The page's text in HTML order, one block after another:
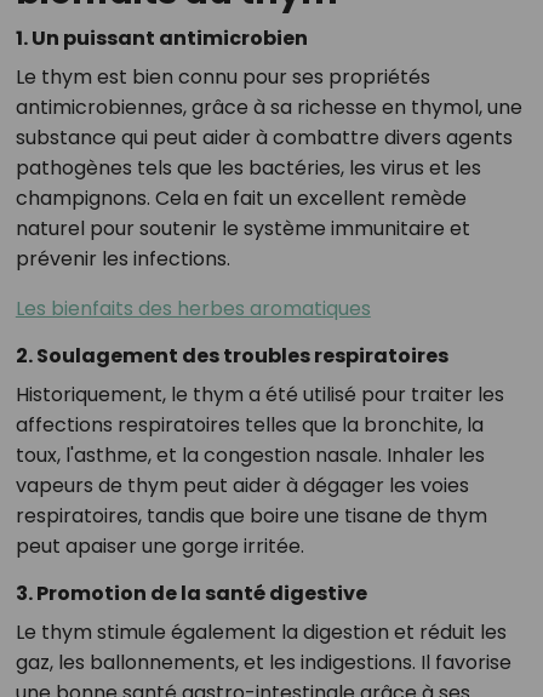
1. Un puissant antimicrobien
Le thym est bien connu pour ses propriétés
antimicrobiennes, grâce à sa richesse en thymol, une
substance qui peut aider à combattre divers agents
pathogènes tels que les bactéries, les virus et les
champignons. Cela en fait un excellent remède
naturel pour soutenir le système immunitaire et
prévenir les infections.
Les bienfaits des herbes aromatiques
2. Soulagement des troubles respiratoires
Historiquement, le thym a été utilisé pour traiter les
affections respiratoires telles que la bronchite, la
toux, l'asthme, et la congestion nasale. Inhaler les
vapeurs de thym peut aider à dégager les voies
respiratoires, tandis que boire une tisane de thym
peut apaiser une gorge irritée.
3. Promotion de la santé digestive
Le thym stimule également la digestion et réduit les
gaz, les ballonnements, et les indigestions. Il favorise